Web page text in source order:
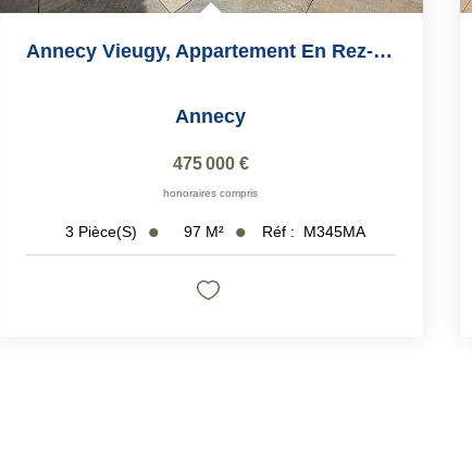
Annecy Vieugy, Appartement En Rez-De-Jardin De 97 M2
Annecy
475 000 €
honoraires compris
3 Pièce(s) 97 M² Réf : M345MA